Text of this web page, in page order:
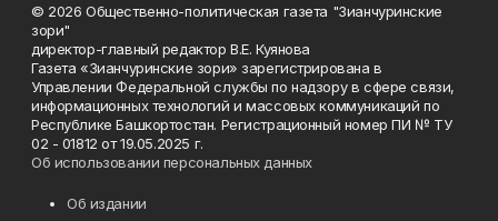
© 2026 Общественно-политическая газета "Зианчуринские
зори"
директор-главный редактор В.Е. Куянова
Газета «Зианчуринские зори» зарегистрирована в
Управлении Федеральной службы по надзору в сфере связи,
информационных технологий и массовых коммуникаций по
Республике Башкортостан. Регистрационный номер ПИ № ТУ
02 - 01812 от 19.05.2025 г.
Об использовании персональных данных
Об издании